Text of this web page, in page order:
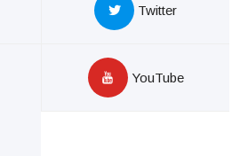
Twitter
YouTube